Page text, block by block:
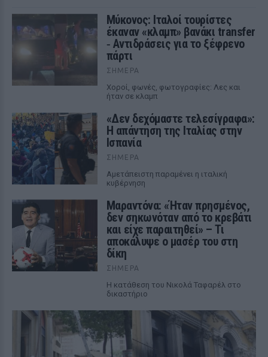
Μύκονος: Ιταλοί τουρίστες
έκαναν «κλαμπ» βανάκι transfer
‑ Αντιδράσεις για το ξέφρενο
πάρτι
ΣΉΜΕΡΑ
Χοροί, φωνές, φωτογραφίες: Λες και
ήταν σε κλαμπ
«Δεν δεχόμαστε τελεσίγραφα»:
Η απάντηση της Ιταλίας στην
Ισπανία
ΣΉΜΕΡΑ
Αμετάπειστη παραμένει η ιταλική
κυβέρνηση
Μαραντόνα: «Ήταν πρησμένος,
δεν σηκωνόταν από το κρεβάτι
και είχε παραιτηθεί» – Τι
αποκάλυψε ο μασέρ του στη
δίκη
ΣΉΜΕΡΑ
Η κατάθεση του Νικολά Ταφαρέλ στο
δικαστήριο